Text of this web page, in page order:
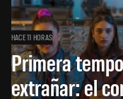
HACE 11 HORAS
Primera
extrañar: el